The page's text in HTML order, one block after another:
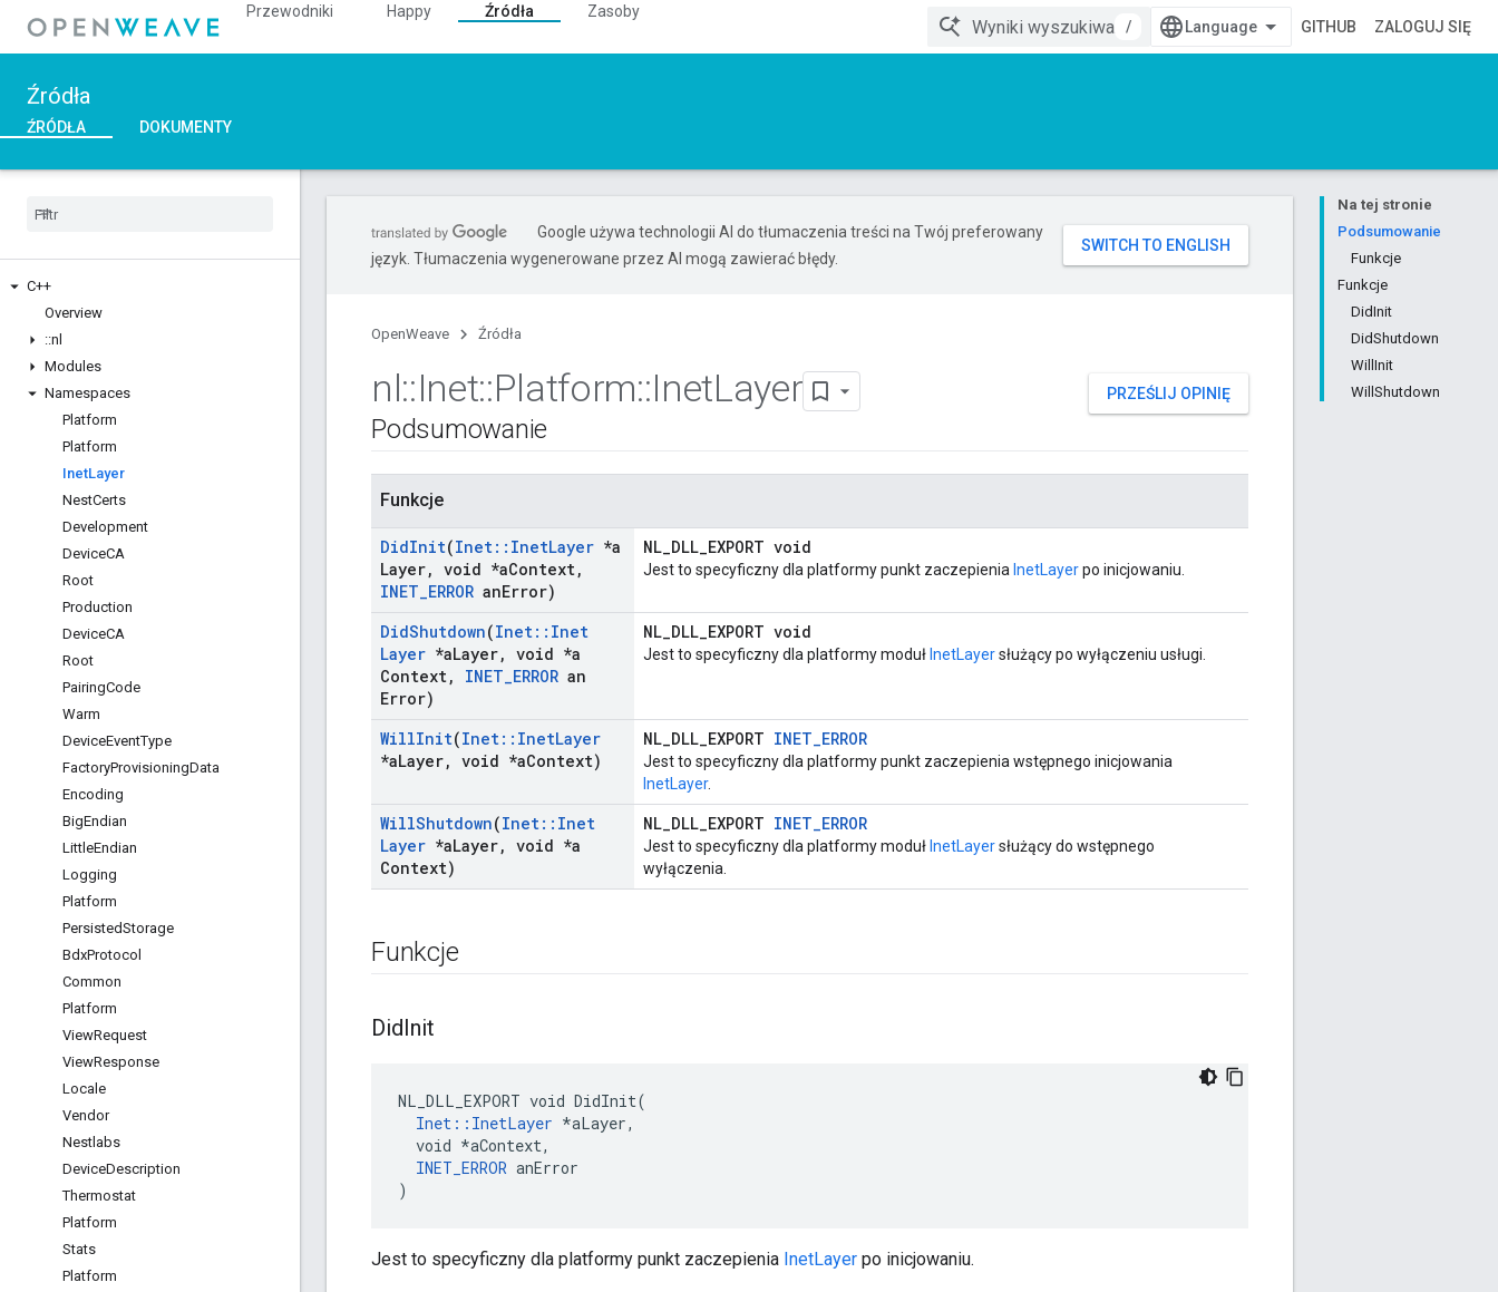
Przewodniki Happy Źródła
Zasoby
/
GITHUB ZALOGUJ SIĘ
Źródła
ŹRÓDŁA DOKUMENTY
C++
Overview
::nl
Modules
Namespaces
Platform
Platform
InetLayer
NestCerts
Development
DeviceCA
Root
Production
DeviceCA
Root
PairingCode
Warm
DeviceEventType
FactoryProvisioningData
Encoding
BigEndian
LittleEndian
Logging
Platform
PersistedStorage
BdxProtocol
Common
Platform
ViewRequest
ViewResponse
Locale
Vendor
Nestlabs
DeviceDescription
Thermostat
Platform
Stats
Platform
Na tej stronie
Podsumowanie
Funkcje
Funkcje
DidInit
DidShutdown
WillInit
WillShutdown
Google używa technologii AI do tłumaczenia treści na Twój preferowany
język. Tłumaczenia wygenerowane przez AI mogą zawierać błędy.
OpenWeave Źródła
PRZEŚLIJ OPINIĘ
nl::Inet::Platform::InetLayer
Podsumowanie
Funkcje
DidInit(Inet:: InetLayer *a
Layer, void *aContext,
INET_ERROR anError)
NL_DLL_EXPORT void
Jest to specyficzny dla platformy punkt zaczepienia InetLayerpo inicjowaniu.
DidShutdown(Inet:: Inet
Layer *aLayer, void *a
Context, INET_ERROR an
Error)
NL_DLL_EXPORT void
Jest to specyficzny dla platformy moduł InetLayersłużący po wyłączeniu usługi.
WillInit(Inet:: InetLayer
*aLayer, void *aContext)
NL_DLL_EXPORT INET_ERROR
Jest to specyficzny dla platformy punkt zaczepienia wstępnego inicjowania
InetLayer.
WillShutdown(Inet:: Inet
Layer *aLayer, void *a
Context)
NL_DLL_EXPORT INET_ERROR
Jest to specyficzny dla platformy moduł InetLayersłużący do wstępnego
wyłączenia.
Funkcje
DidInit
NL_DLL_EXPORT void DidInit(
Inet::InetLayer *aLayer,
  void *aContext,
INET_ERROR anError
)
Jest to specyficzny dla platformy punkt zaczepienia InetLayer po inicjowaniu.